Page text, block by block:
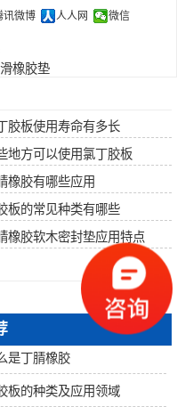
讯微博 人人网 微信
橡胶垫
胶板使用寿命有多长
地方可以使用氯丁胶板
橡胶有哪些应用
板的常见种类有哪些
橡胶软木密封垫应用特点
是丁腈橡胶
板的种类及应用领域